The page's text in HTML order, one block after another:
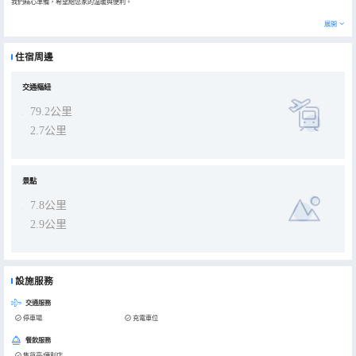
展開
住宿周邊
交通樞紐
79.2公里
2.7公里
景點
7.8公里
2.9公里
設施服務
交通服務
停車場 充電車位
餐飲服務